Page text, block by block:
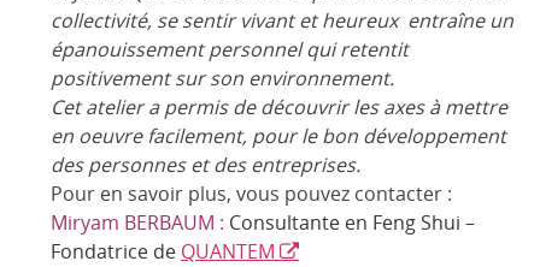
collectivité, se sentir vivant et heureux entraîne un
épanouissement personnel qui retentit
positivement sur son environnement.
Cet atelier a permis de découvrir les axes à mettre
en oeuvre facilement, pour le bon développement
des personnes et des entreprises.
Pour en savoir plus, vous pouvez contacter :
Miryam BERBAUM : Consultante en Feng Shui –
Fondatrice de QUANTEM